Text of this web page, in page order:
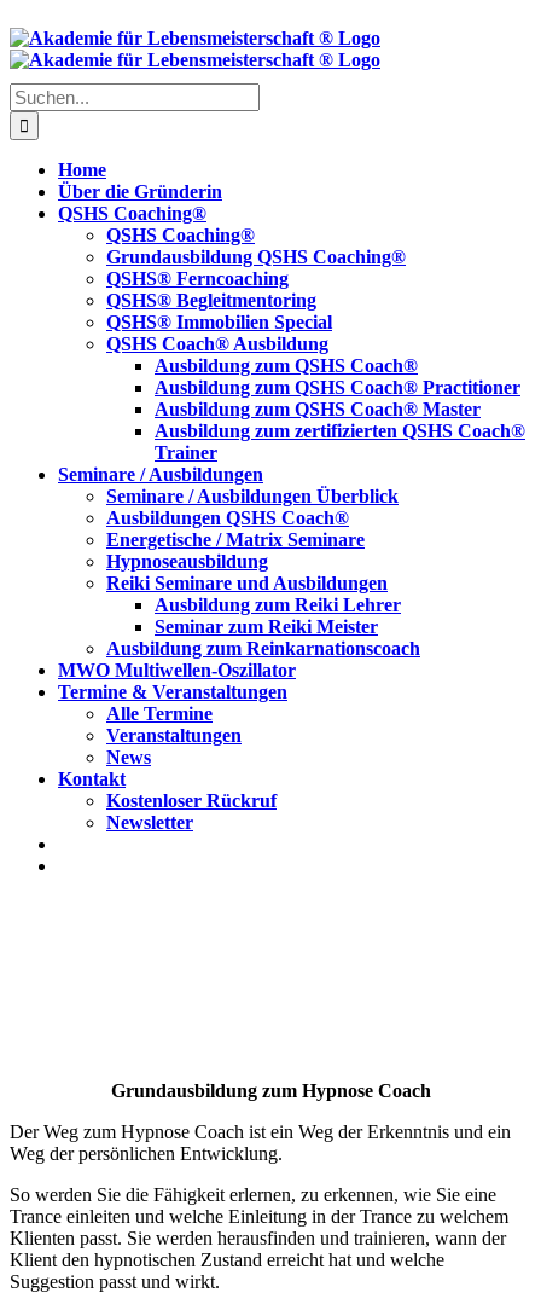
to
content
Suche
nach:
Home
Über die Gründerin
QSHS Coaching®
QSHS Coaching®
Grundausbildung QSHS Coaching®
QSHS® Ferncoaching
QSHS® Begleitmentoring
QSHS® Immobilien Special
QSHS Coach® Ausbildung
Ausbildung zum QSHS Coach®
Ausbildung zum QSHS Coach® Practitioner
Ausbildung zum QSHS Coach® Master
Ausbildung zum zertifizierten QSHS Coach®
Trainer
Seminare / Ausbildungen
Seminare / Ausbildungen Überblick
Ausbildungen QSHS Coach®
Energetische / Matrix Seminare
Hypnoseausbildung
Reiki Seminare und Ausbildungen
Ausbildung zum Reiki Lehrer
Seminar zum Reiki Meister
Ausbildung zum Reinkarnationscoach
MWO Multiwellen-Oszillator
Termine & Veranstaltungen
Alle Termine
Veranstaltungen
News
Kontakt
Kostenloser Rückruf
Newsletter
Grundausbildung zum Hypnose Coach
Der Weg zum Hypnose Coach ist ein Weg der Erkenntnis und ein
Weg der persönlichen Entwicklung.
So werden Sie die Fähigkeit erlernen, zu erkennen, wie Sie eine
Trance einleiten und welche Einleitung in der Trance zu welchem
Klienten passt. Sie werden herausfinden und trainieren, wann der
Klient den hypnotischen Zustand erreicht hat und welche
Suggestion passt und wirkt.